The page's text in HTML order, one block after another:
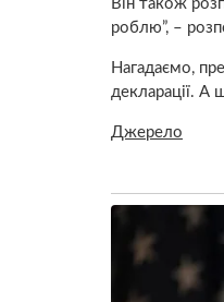
Він також
роблю”, –
Нагадаємо,
декларації. А
Джерело